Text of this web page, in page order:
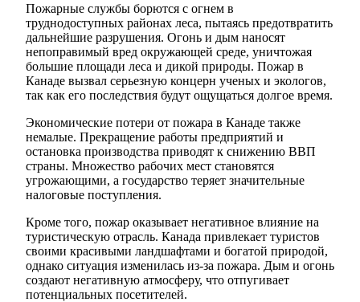
Пожарные службы борются с огнем в
труднодоступных районах леса, пытаясь предотвратить
дальнейшие разрушения. Огонь и дым наносят
непоправимый вред окружающей среде, уничтожая
большие площади леса и дикой природы. Пожар в
Канаде вызвал серьезную концерн ученых и экологов,
так как его последствия будут ощущаться долгое время.
Экономические потери от пожара в Канаде также
немалые. Прекращение работы предприятий и
остановка производства приводят к снижению ВВП
страны. Множество рабочих мест становятся
угрожающими, а государство теряет значительные
налоговые поступления.
Кроме того, пожар оказывает негативное влияние на
туристическую отрасль. Канада привлекает туристов
своими красивыми ландшафтами и богатой природой,
однако ситуация изменилась из-за пожара. Дым и огонь
создают негативную атмосферу, что отпугивает
потенциальных посетителей.